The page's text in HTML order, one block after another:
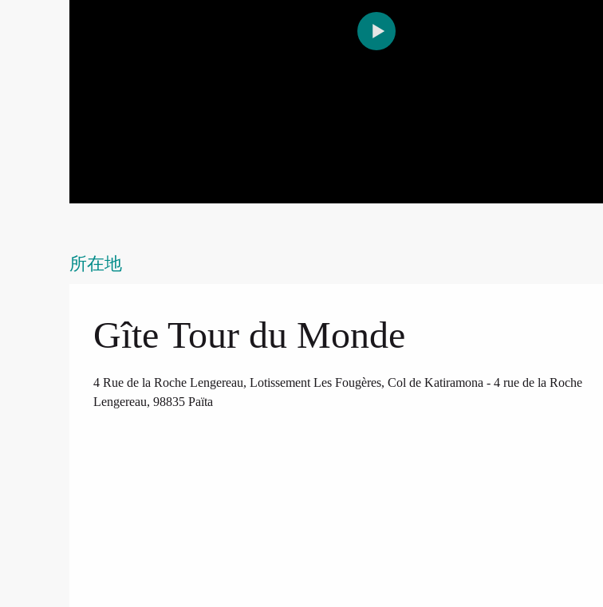
所在地
Gîte Tour du Monde
4 Rue de la Roche Lengereau, Lotissement Les Fougères, Col de Katiramona - 4 rue de la Roche
Lengereau, 98835 Païta